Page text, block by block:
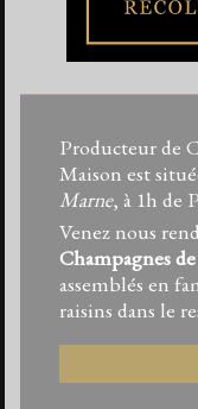
Producteur de
Maison est
Marne, à 1h de
Venez nous
Champagnes
assemblés en
raisins dans le